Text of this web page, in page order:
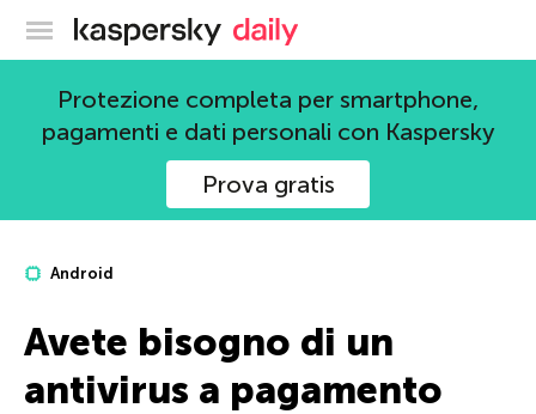
Blog ufficiale di Kaspersky
Protezione completa per smartphone,
pagamenti e dati personali con Kaspersky
Prova gratis
Android
Avete bisogno di un
antivirus a pagamento